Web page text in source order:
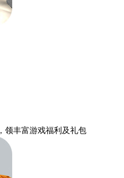
，领丰富游戏福利 及礼包